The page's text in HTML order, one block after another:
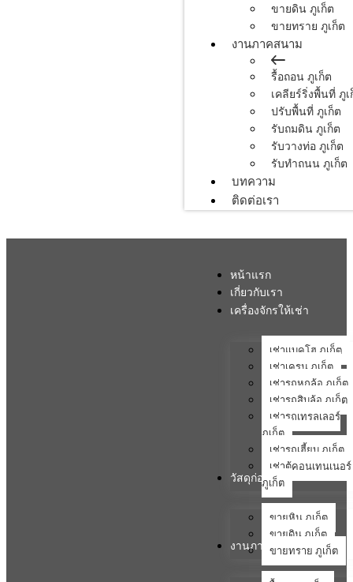
ขายดิน ภูเก็ต
ขายทราย ภูเก็ต
งานภาคสนาม
รื้อถอน ภูเก็ต
เคลียร์ริ่งพื้นที่ ภู
ปรับพื้นที่ ภูเก็ต
รับถมดิน ภูเก็ต
รับวางท่อ ภูเก็ต
รับทำถนน ภูเก็ต
บทความ
ติดต่อเรา
หน้าแรก
เกี่ยวกับเรา
เครื่องจักรให้เช่า
เช่าแบคโฮ ภูเก็ต
เช่าเครน ภูเก็ต
เช่ารถหกล้อ ภูเก็ต
เช่ารถสิบล้อ ภูเก็ต
เช่ารถเทรลเลอร์
ภูเก็ต
เช่ารถเฮี้ยบ ภูเก็ต
เช่าตู้คอนเทนเนอร์
ภูเก็ต
วัสดุก่อสร้าง
ขายหิน ภูเก็ต
ขายดิน ภูเก็ต
ขายทราย ภูเก็ต
งานภาคสนาม